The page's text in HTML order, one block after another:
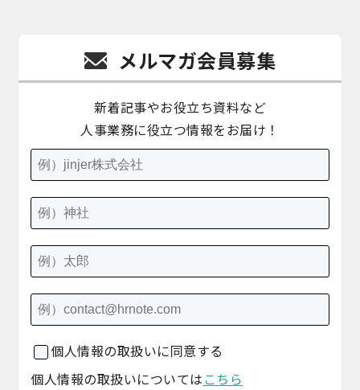
メルマガ会員募集
新着記事やお役立ち資料など
人事業務に役立つ情報をお届け！
個人情報の取扱いに同意する
個人情報の取扱いについては こちら